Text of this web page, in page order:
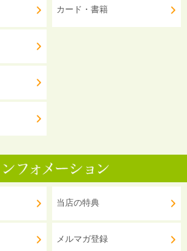
カード・書籍
当店の特典
メルマガ登録